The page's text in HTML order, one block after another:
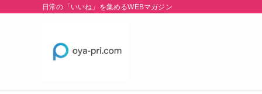
日常の「いいね」を集めるWEBマガジン